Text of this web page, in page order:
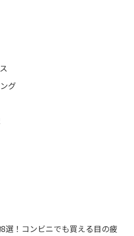
グ
選！コンビニでも買える目の疲